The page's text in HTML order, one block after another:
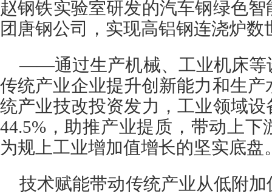
赵钢铁实验室研发的汽车钢绿色
团唐钢公司，实现高铝钢连浇炉数
——通过生产机械、工业机床等
传统产业企业提升创新能力和生产
统产业技改投资发力，工业领域
44.5%，助推产业提质，带动上
为规上工业增加值增长的坚实底盘
技术赋能带动传统产业从低附